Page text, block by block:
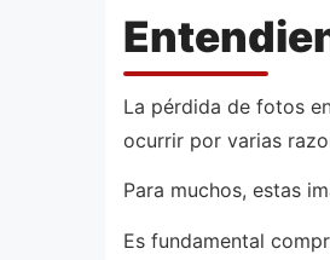
La pérdida de fotos
ocurrir por varias
Para muchos, estas
Es fundamental